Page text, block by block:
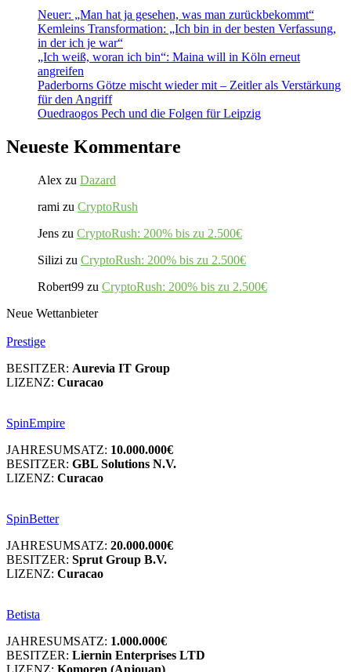
Neuer: „Man hat ja gesehen, was man zurückbekommt“
Kemleins Transformation: „Ich bin in der besten Verfassung,
in der ich je war“
„Ich weiß, woran ich bin“: Maina will in Köln erneut
angreifen
Paderborns Götze mischt wieder mit – Zeitler als Verstärkung
für den Angriff
Ouedraogos Pech und die Folgen für Leipzig
Neueste Kommentare
Alex zu Dazard
rami zu CryptoRush
Jens zu CryptoRush: 200% bis zu 2.500€
Silizi zu CryptoRush: 200% bis zu 2.500€
Robert99 zu CryptoRush: 200% bis zu 2.500€
Neue Wettanbieter
Prestige
BESITZER: Aurevia IT Group
LIZENZ: Curacao
SpinEmpire
JAHRESUMSATZ: 10.000.000€
BESITZER: GBL Solutions N.V.
LIZENZ: Curacao
SpinBetter
JAHRESUMSATZ: 20.000.000€
BESITZER: Sprut Group B.V.
LIZENZ: Curacao
Betista
JAHRESUMSATZ: 1.000.000€
BESITZER: Liernin Enterprises LTD
LIZENZ: Komoren (Anjouan)